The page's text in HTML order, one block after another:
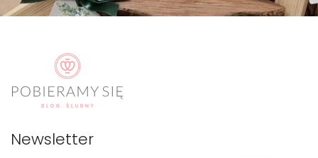
Newsletter